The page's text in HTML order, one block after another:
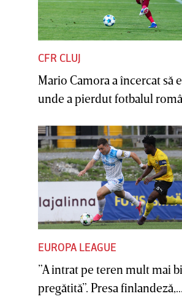
CFR CLUJ
Mario Camora a încercat să
unde a pierdut fotbalul
EUROPA LEAGUE
”A intrat pe teren mult mai
pregătită”. Presa